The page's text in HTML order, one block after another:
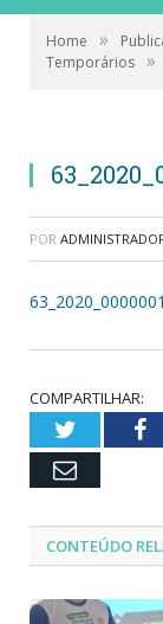
Home »
Temporários »
POR
63_2020_0000001
COMPARTILHAR:
Twitter
Email
CONTEÚDO